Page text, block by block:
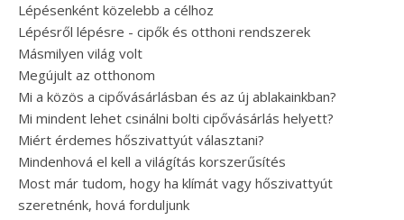
Lépésenként közelebb a célhoz
Lépésről lépésre - cipők és otthoni rendszerek
Másmilyen világ volt
Megújult az otthonom
Mi a közös a cipővásárlásban és az új ablakainkban?
Mi mindent lehet csinálni bolti cipővásárlás helyett?
Miért érdemes hőszivattyút választani?
Mindenhová el kell a világítás korszerűsítés
Most már tudom, hogy ha klímát vagy hőszivattyút
szeretnénk, hová forduljunk